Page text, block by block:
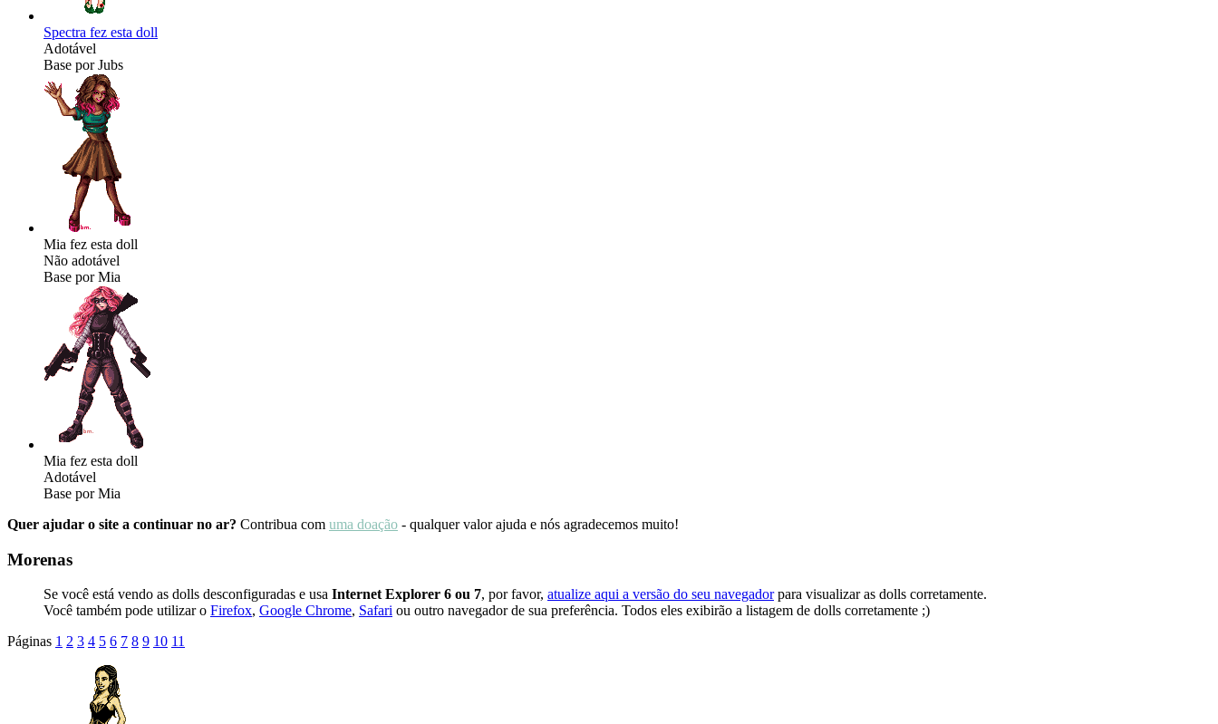
Spectra fez esta doll
Adotável
Base por Jubs
Mia fez esta doll
Não adotável
Base por Mia
Mia fez esta doll
Adotável
Base por Mia
Quer ajudar o site a continuar no ar? Contribua com uma doação - qualquer valor ajuda e nós agradecemos muito!
Morenas
Se você está vendo as dolls desconfiguradas e usa Internet Explorer 6 ou 7, por favor, atualize aqui a versão do seu navegadorpara visualizar as dolls corretamente.
Você também pode utilizar o Firefox, Google Chrome, Safari ou outro navegador de sua preferência. Todos eles exibirão a listagem de dolls corretamente ;)
Páginas 1 2 3 4 5 6 7 8 9 10 11